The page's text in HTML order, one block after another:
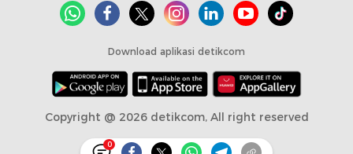
0
Download aplikasi detikcom
Copyright @ 2026 detikcom, All right reserved